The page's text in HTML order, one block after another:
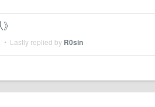
• Lastly replied by R0sin